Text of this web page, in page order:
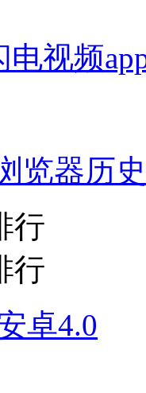
电视频
览器历
行
行
卓4.0